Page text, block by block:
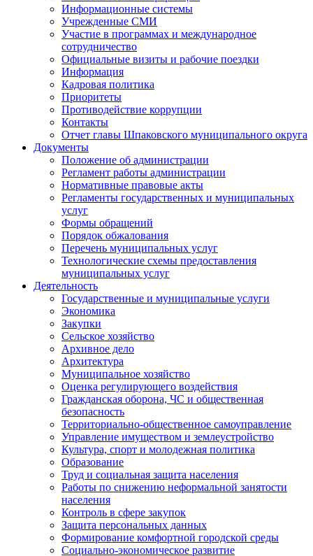
Информационные системы
Учрежденные СМИ
Участие в программах и международное
сотрудничество
Официальные визиты и рабочие поездки
Информация
Кадровая политика
Приоритеты
Противодействие коррупции
Контакты
Отчет главы Шпаковского муниципального округа
Документы
Положение об администрации
Регламент работы администрации
Нормативные правовые акты
Регламенты государственных и муниципальных
услуг
Формы обращений
Порядок обжалования
Перечень муниципальных услуг
Технологические схемы предоставления
муниципальных услуг
Деятельность
Государственные и муниципальные услуги
Экономика
Закупки
Сельское хозяйство
Архивное дело
Архитектура
Муниципальное хозяйство
Оценка регулирующего воздействия
Гражданская оборона, ЧС и общественная
безопасность
Территориально-общественное самоуправление
Управление имуществом и землеустройство
Культура, спорт и молодежная политика
Образование
Труд и социальная защита населения
Работы по снижению неформальной занятости
населения
Контроль в сфере закупок
Защита персональных данных
Формирование комфортной городской среды
Социально-экономическое развитие